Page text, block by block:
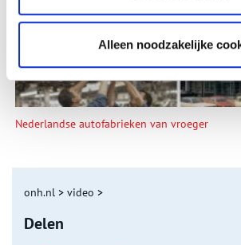
Alleen noodzakelijke
Nederlandse autofabrieken van vroeger
onh.nl > video >
Delen